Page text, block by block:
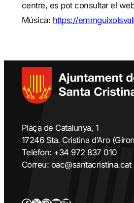
centre, es pot consultar el
Música: https://
Plaça de Catalunya, 1
17246 Sta. Cristina d’Aro
Telèfon: +34 972 837 010
Correu: oac@santacristina.cat